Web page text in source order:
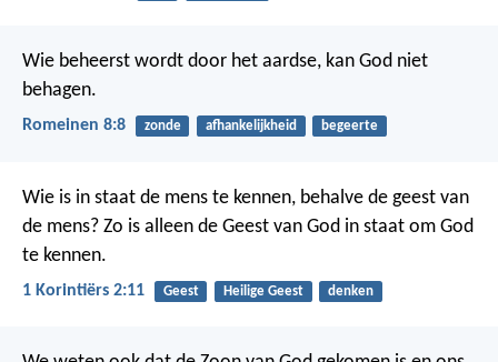
Wie beheerst wordt door het aardse, kan God niet
behagen.
Romeinen 8:8 zonde afhankelijkheid begeerte
Wie is in staat de mens te kennen, behalve de geest van
de mens? Zo is alleen de Geest van God in staat om God
te kennen.
1 Korintiërs 2:11 Geest Heilige Geest denken